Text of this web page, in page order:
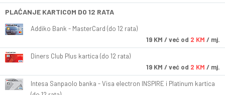
PLAĆANJE KARTICOM DO 12 RATA
Addiko Bank - MasterCard (do 12 rata)
19 KM / već od 2 KM / mj.
Diners Club Plus kartica (do 12 rata)
19 KM / već od 2 KM / mj.
Intesa Sanpaolo banka - Visa electron INSPIRE i Platinum kartica